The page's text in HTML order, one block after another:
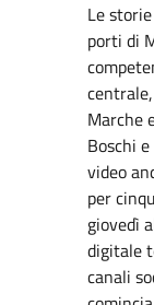
Le
porti di
Marche
Boschi
video
per
giovedì
digitale
canali